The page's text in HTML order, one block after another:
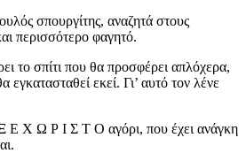
σπουργίτης, αναζητά στους
περισσότερο φαγητό.
το σπίτι που θα προσφέρει απλόχερα,
εγκατασταθεί εκεί. Γι’ αυτό τον λένε
Ξ Ε Χ Ω Ρ Ι Σ Τ Ο αγόρι, που έχει ανάγκη